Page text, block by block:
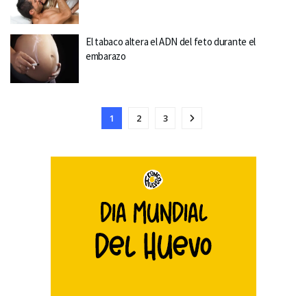
El tabaco altera el ADN del feto durante el
embarazo
1 2 3